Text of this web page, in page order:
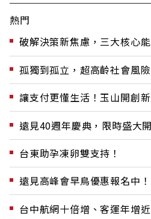
熱門
破解決策新焦慮，三大核心
孤獨到孤立，超高齡社會風
讓支付更懂生活！玉山開創
遠見40週年慶典，限時盛大
台東助孕凍卵雙支持！
遠見高峰會早鳥優惠報名中！
台中航網十倍增、客運年增